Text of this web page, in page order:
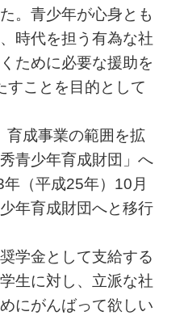
。青少年が心身とも
時代を担う有為な社
ために必要な援助を
すことを目的として
育成事業の範囲を拡
青少年育成財団」へ
（平成25年）10月
年育成財団へと移行
学金として支給する
生に対し、立派な社
にがんばって欲しい